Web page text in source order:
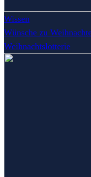
Wissen
Wünsche zu
Weihnachtslotterie